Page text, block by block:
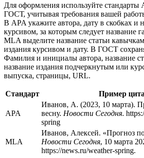
Для оформления используйте
ГОСТ, учитывая требования вашей
В APA укажите автора, дату в скобках и
курсивом, за которым следует название
MLA выделите название статьи
издания курсивом и дату. В ГОСТ
Фамилия и инициалы автора, название
название издания подчеркнутым или
выпуска, страницы, URL.
Стандарт Пример
APA
Иванов, А. (2023, 10 марта).
весну. Новости Сегодня.
spring
MLA
Иванов, Алексей. «Прогноз
Новости Сегодня, 10 марта
https://news.ru/weather-spring.